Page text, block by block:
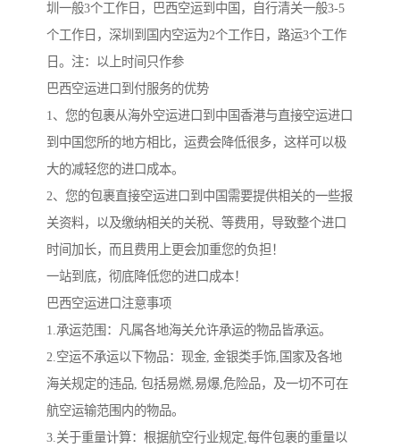
圳一般3个工作日，巴西空运到中国，自行清关一般3-5
个工作日，深圳到国内空运为2个工作日，路运3个工作
日。注：以上时间只作参
巴西空运进口到付服务的优势
1、您的包裹从海外空运进口到中国香港与直接空运进口
到中国您所的地方相比，运费会降低很多，这样可以极
大的减轻您的进口成本。
2、您的包裹直接空运进口到中国需要提供相关的一些报
关资料，以及缴纳相关的关税、等费用，导致整个进口
时间加长，而且费用上更会加重您的负担！
一站到底，彻底降低您的进口成本！
巴西空运进口注意事项
1.承运范围：凡属各地海关允许承运的物品皆承运。
2.空运不承运以下物品：现金, 金银类手饰,国家及各地
海关规定的违品, 包括易燃,易爆,危险品，及一切不可在
航空运输范围内的物品。
3.关于重量计算：根据航空行业规定,每件包裹的重量以